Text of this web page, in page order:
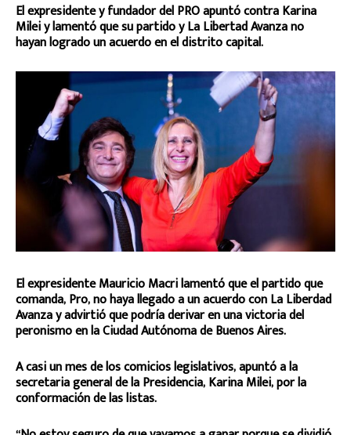
El expresidente y fundador del PRO apuntó contra Karina
Milei y lamentó que su partido y La Libertad Avanza no
hayan logrado un acuerdo en el distrito capital.
El expresidente Mauricio Macri lamentó que el partido que
comanda, Pro, no haya llegado a un acuerdo con La Liberdad
Avanza y advirtió que podría derivar en una victoria del
peronismo en la Ciudad Autónoma de Buenos Aires.
A casi un mes de los comicios legislativos, apuntó a la
secretaria general de la Presidencia, Karina Milei, por la
conformación de las listas.